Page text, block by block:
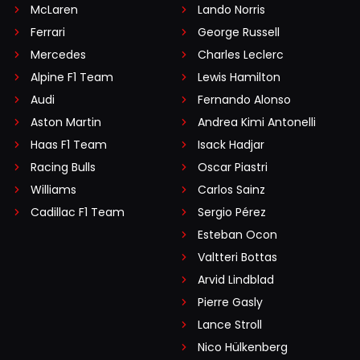
McLaren
Ferrari
Mercedes
Alpine F1 Team
Audi
Aston Martin
Haas F1 Team
Racing Bulls
Williams
Cadillac F1 Team
Lando Norris
George Russell
Charles Leclerc
Lewis Hamilton
Fernando Alonso
Andrea Kimi Antonelli
Isack Hadjar
Oscar Piastri
Carlos Sainz
Sergio Pérez
Esteban Ocon
Valtteri Bottas
Arvid Lindblad
Pierre Gasly
Lance Stroll
Nico Hülkenberg